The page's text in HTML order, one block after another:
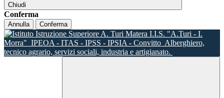
Chiudi
Conferma
Annulla Conferma
I.I.S. "A.Turi - I.
Morra" IPEOA - ITAS - IPSS - IPSIA - Convitto Alberghiero,
tecnico agrario, servizi sociali, industria e artigianato.